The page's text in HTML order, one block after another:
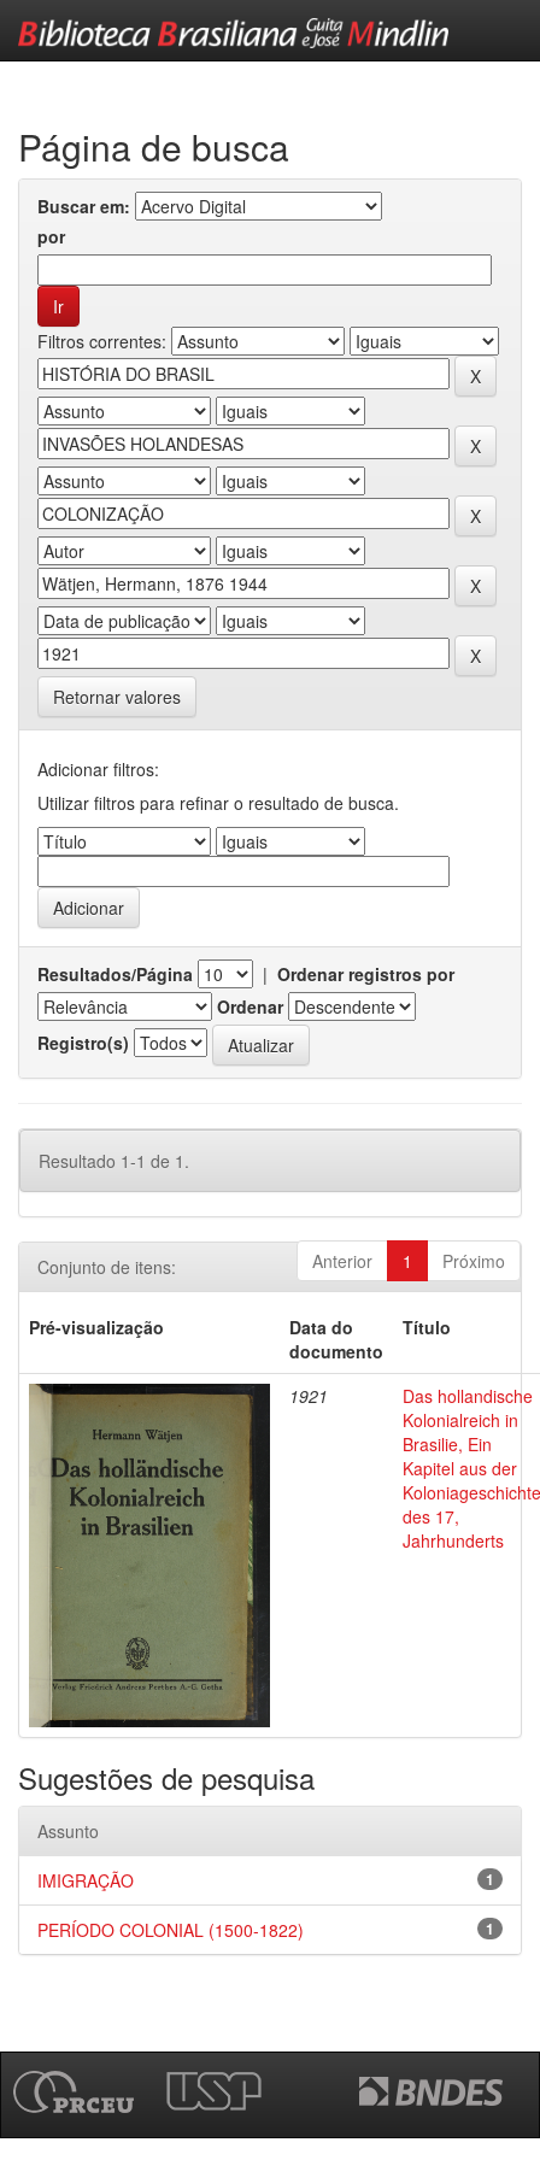
Página de busca
Buscar em:
por
Filtros correntes:
Retornar valores
Adicionar filtros:
Utilizar filtros para refinar o resultado de busca.
Resultados/Página | Ordenar registros por
Ordenar
Registro(s)
Resultado 1-1 de 1.
Anterior 1 Próximo
Conjunto de itens:
Pré-visualização
Data do
documento
Título
1921
Das hollandische
Kolonialreich in
Brasilie, Ein
Kapitel aus der
Koloniageschichte
des 17,
Jahrhunderts
Sugestões de pesquisa
Assunto
1
IMIGRAÇÃO
1
PERÍODO COLONIAL (1500-1822)